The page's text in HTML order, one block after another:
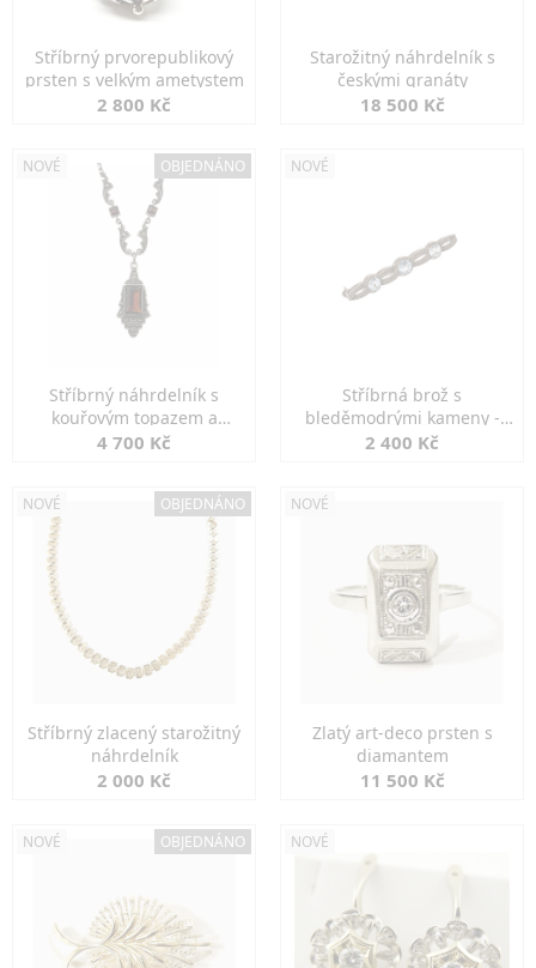
Stříbrný prvorepublikový
prsten s velkým ametystem
2 800 Kč
Starožitný náhrdelník s
českými granáty
18 500 Kč
NOVÉ OBJEDNÁNO
Stříbrný náhrdelník s
kouřovým topazem a
markazity
4 700 Kč
NOVÉ
Stříbrná brož s
bleděmodrými kameny -
jemná elegance
2 400 Kč
NOVÉ OBJEDNÁNO
Stříbrný zlacený starožitný
náhrdelník
2 000 Kč
NOVÉ
Zlatý art-deco prsten s
diamantem
11 500 Kč
NOVÉ OBJEDNÁNO NOVÉ